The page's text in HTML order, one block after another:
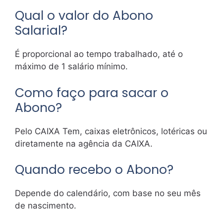
Qual o valor do Abono
Salarial?
É proporcional ao tempo trabalhado, até o
máximo de 1 salário mínimo.
Como faço para sacar o
Abono?
Pelo CAIXA Tem, caixas eletrônicos, lotéricas ou
diretamente na agência da CAIXA.
Quando recebo o Abono?
Depende do calendário, com base no seu mês
de nascimento.